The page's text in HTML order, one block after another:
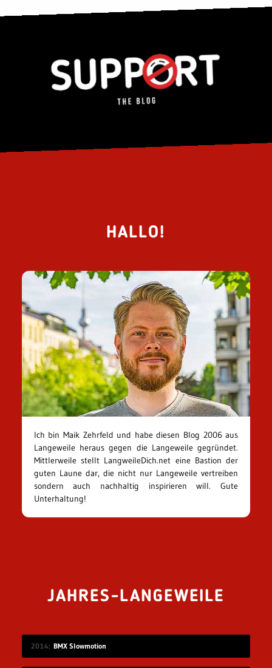
HALLO!
Ich bin Maik Zehrfeld und habe diesen Blog 2006 aus
Langeweile heraus gegen die Langeweile gegründet.
Mittlerweile stellt LangweileDich.net eine Bastion der
guten Laune dar, die nicht nur Langeweile vertreiben
sondern auch nachhaltig inspirieren will. Gute
Unterhaltung!
JAHRES-LANGEWEILE
2014 BMX Slowmotion